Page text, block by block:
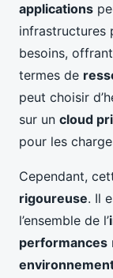
applications
infrastructures
besoins,
termes de
peut choisir
sur un cloud
pour les
Cependant,
rigoureuse. Il
l’ensemble de l’
performances